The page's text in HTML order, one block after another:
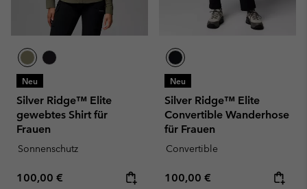
Neu
Silver Ridge™ Elite
gewebtes Shirt für
Frauen
Sonnenschutz
Regular price:
100,00 €
Neu
Silver Ridge™ Elite
Convertible Wanderhose
für Frauen
Convertible
Regular price:
100,00 €